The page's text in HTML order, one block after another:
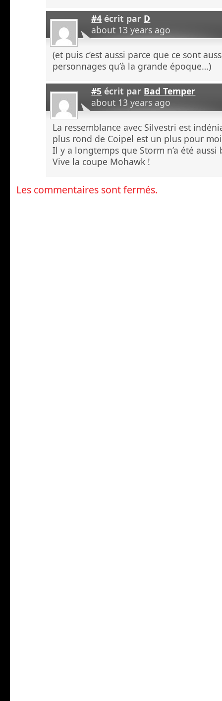
#4 écrit par D
about 13 years ago
(et puis c’est aussi parce que ce sont
personnages qu’à la grande époque…)
#5 écrit par Bad Temper
about 13 years ago
La ressemblance avec Silvestri est
plus rond de Coipel est un plus pour
Il y a longtemps que Storm n’a été
Vive la coupe Mohawk !
Les commentaires sont fermés.